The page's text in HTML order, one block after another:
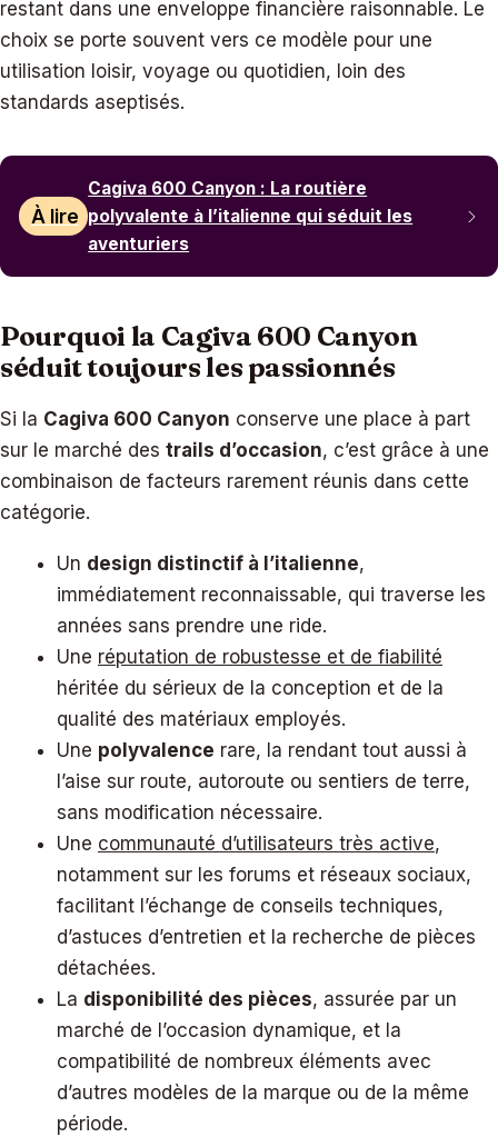
restant dans une enveloppe financière raisonnable. Le
choix se porte souvent vers ce modèle pour une
utilisation loisir, voyage ou quotidien, loin des
standards aseptisés.
À lire
Cagiva 600 Canyon : La routière
polyvalente à l’italienne qui séduit les
aventuriers
Pourquoi la Cagiva 600 Canyon
séduit toujours les passionnés
Si la Cagiva 600 Canyon conserve une place à part
sur le marché des trails d’occasion, c’est grâce à une
combinaison de facteurs rarement réunis dans cette
catégorie.
Un design distinctif à l’italienne,
immédiatement reconnaissable, qui traverse les
années sans prendre une ride.
Une réputation de robustesse et de fiabilité
héritée du sérieux de la conception et de la
qualité des matériaux employés.
Une polyvalence rare, la rendant tout aussi à
l’aise sur route, autoroute ou sentiers de terre,
sans modification nécessaire.
Une communauté d’utilisateurs très active,
notamment sur les forums et réseaux sociaux,
facilitant l’échange de conseils techniques,
d’astuces d’entretien et la recherche de pièces
détachées.
La disponibilité des pièces, assurée par un
marché de l’occasion dynamique, et la
compatibilité de nombreux éléments avec
d’autres modèles de la marque ou de la même
période.